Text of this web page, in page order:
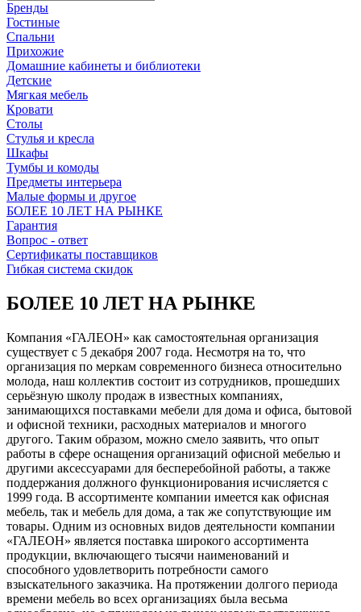
Бренды
Гостиные
Спальни
Прихожие
Домашние кабинеты и библиотеки
Детские
Мягкая мебель
Кровати
Столы
Стулья и кресла
Шкафы
Тумбы и комоды
Предметы интерьера
Малые формы и другое
БОЛЕЕ 10 ЛЕТ НА РЫНКЕ
Гарантия
Вопрос - ответ
Сертификаты поставщиков
Гибкая система скидок
БОЛЕЕ 10 ЛЕТ НА РЫНКЕ
Компания «ГАЛЕОН» как самостоятельная организация
существует с 5 декабря 2007 года. Несмотря на то, что
организация по меркам современного бизнеса относительно
молода, наш коллектив состоит из сотрудников, прошедших
серьёзную школу продаж в известных компаниях,
занимающихся поставками мебели для дома и офиса, бытовой
и офисной техники, расходных материалов и многого
другого. Таким образом, можно смело заявить, что опыт
работы в сфере оснащения организаций офисной мебелью и
другими аксессуарами для бесперебойной работы, а также
поддержания должного функционирования исчисляется с
1999 года. В ассортименте компании имеется как офисная
мебель, так и мебель для дома, а так же сопутствующие им
товары. Одним из основных видов деятельности компании
«ГАЛЕОН» является поставка широкого ассортимента
продукции, включающего тысячи наименований и
способного удовлетворить потребности самого
взыскательного заказчика. На протяжении долгого периода
времени мебель во всех организациях была весьма